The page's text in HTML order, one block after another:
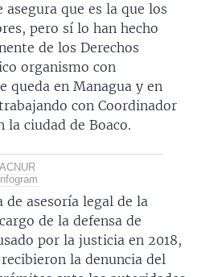
que es la que los
pero sí lo han hecho
de los Derechos
organismo con
queda en Managua y en
con Coordinador
la ciudad de Boaco.
ACNUR
Infogram
de asesoría legal de la
de la defensa de
por la justicia en 2018,
la denuncia del